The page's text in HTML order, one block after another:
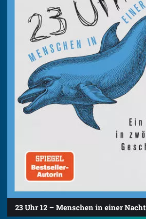
23 Uhr 12 – Menschen in einer Nacht